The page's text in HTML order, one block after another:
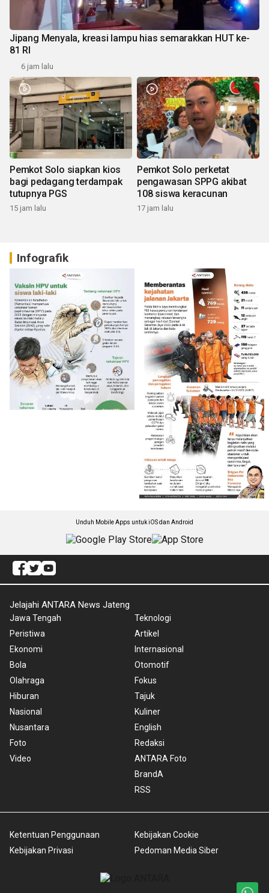
Jipang Menyala, kreasi lampu hias semarakkan HUT ke-
81 RI
6 jam lalu
Pemkot Solo siapkan kios
bagi pedagang terdampak
tutupnya PGS
15 jam lalu
Pemkot Solo perketat
pengawasan SPPG akibat
108 siswa keracunan
17 jam lalu
Infografik
Unduh Mobile Apps untuk iOS dan Android
Jelajahi ANTARA News Jateng
Jawa Tengah
Peristiwa
Ekonomi
Bola
Olahraga
Hiburan
Nasional
Nusantara
Foto
Video
Teknologi
Artikel
Internasional
Otomotif
Fokus
Tajuk
Kuliner
English
Redaksi
ANTARA Foto
BrandA
RSS
Ketentuan Penggunaan
Kebijakan Privasi
Kebijakan Cookie
Pedoman Media Siber